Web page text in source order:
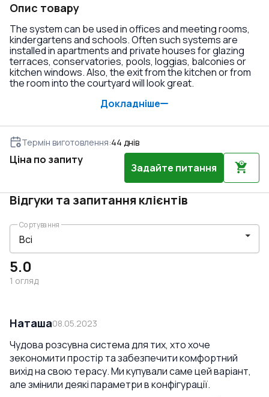
Опис товару
The system can be used in offices and meeting rooms,
kindergartens and schools. Often such systems are
installed in apartments and private houses for glazing
terraces, conservatories, pools, loggias, balconies or
kitchen windows. Also, the exit from the kitchen or from
the room into the courtyard will look great.
Докладніше
Термін виготовлення:44 днів
Ціна по запиту
Задайте питання
Відгуки та запитання клієнтів
5.0
1 огляд
Сортування
Наташа08.05.2023
Чудова розсувна система для тих, хто хоче
зекономити простір та забезпечити комфортний
вихід на свою терасу. Ми купували саме цей варіант,
але змінили деякі параметри в конфігурації.